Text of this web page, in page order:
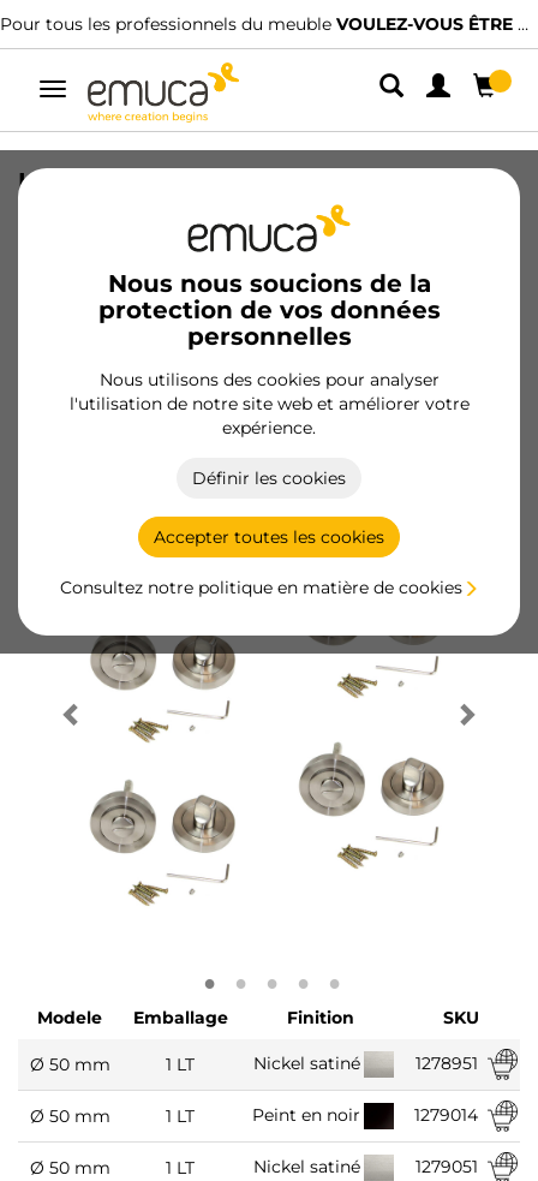
Pour tous les professionnels du meuble VOULEZ-VOUS ÊTRE CLIENT ?
Alterner
navigation
Nous nous soucions de la
protection de vos données
personnelles
Nous utilisons des cookies pour analyser
l'utilisation de notre site web et améliorer votre
expérience.
Définir les cookies
Accepter toutes les cookies
Consultez notre politique en matière de cookies
Lot de 5 condamnations avec rosace
ronde pour portes intérieures,
diamètre 50mm, Zamak, Nickel satiné
1278951/EAN 8432393008639
Fiche produit
Modele Emballage Finition SKU
Ø 50 mm 1 LT Nickel satiné 1278951
Ø 50 mm 1 LT Peint en noir 1279014
Ø 50 mm 1 LT Nickel satiné 1279051